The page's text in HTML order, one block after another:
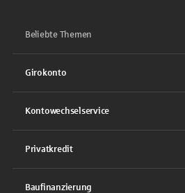
Beliebte Themen
Girokonto
Kontowechselservice
Privatkredit
Baufinanzierung